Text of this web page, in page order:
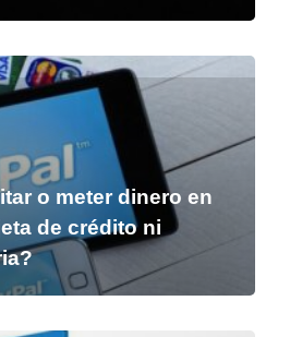
o meter dinero en
de crédito ni